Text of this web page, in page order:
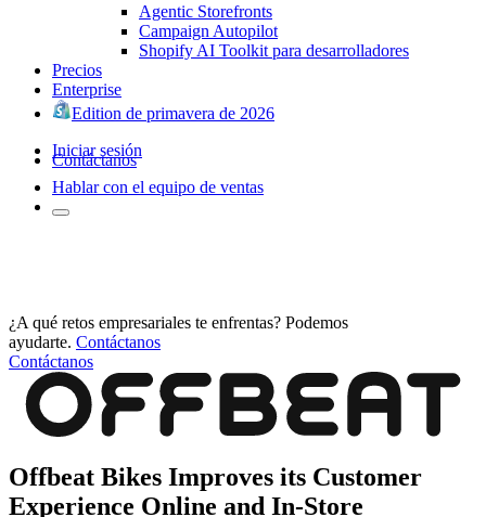
Agentic Storefronts
Campaign Autopilot
Shopify AI Toolkit para desarrolladores
Precios
Enterprise
Edition de primavera de 2026
Iniciar sesión
Contáctanos
Hablar con el equipo de ventas
¿A qué retos empresariales te enfrentas? Podemos
ayudarte. Contáctanos
Contáctanos
Offbeat Bikes Improves its Customer
Experience Online and In-Store